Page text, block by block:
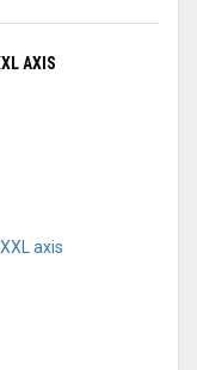
AXIS